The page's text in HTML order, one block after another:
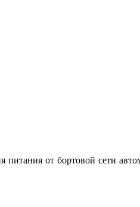
питания от бортовой сети